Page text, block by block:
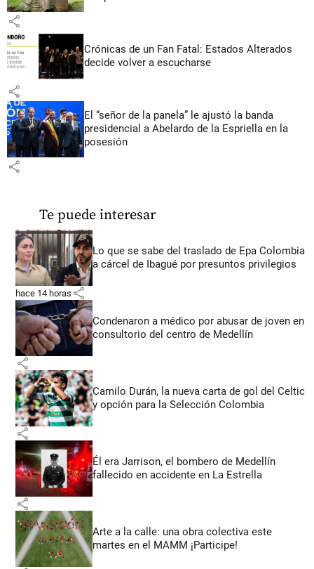
share
Crónicas de un Fan Fatal: Estados Alterados
decide volver a escucharse
share
El “señor de la panela” le ajustó la banda
presidencial a Abelardo de la Espriella en la
posesión
share
Te puede interesar
Lo que se sabe del traslado de Epa Colombia
a cárcel de Ibagué por presuntos privilegios
hace 14 horas share
Condenaron a médico por abusar de joven en
consultorio del centro de Medellín
share
Camilo Durán, la nueva carta de gol del Celtic
y opción para la Selección Colombia
share
Él era Jarrison, el bombero de Medellín
fallecido en accidente en La Estrella
share
Arte a la calle: una obra colectiva este
martes en el MAMM ¡Participe!